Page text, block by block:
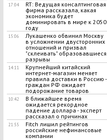
17:04
RT: Ведущая консалтинговая
фирма рассказала, какая
экономика будет
доминировать в мире к 2050
году
15:06
Лукашенко обвинил Москву
в усложнении двусторонних
отношений и призвал
"склеивать" образовавшиеся
разрывы
14:11
Крупнейший китайский
интернет-магазин меняет
правила доставки в Россию -
граждан РФ ожидает
подорожание товаров
10:42
В ближайшее время
ожидается рекордное
падение доллара - эксперт
рассказал о причинах
21:55
Fitch лишил рейтингов
российские нефинансовые
компании